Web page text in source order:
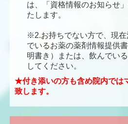
は、「資格情報のお知らせ
たします。
※2.お持ちでない方で、現
でいるお薬の薬剤情報提供
明書き）または、飲んでい
してください。
★付き添いの方も含め院内では
致します。